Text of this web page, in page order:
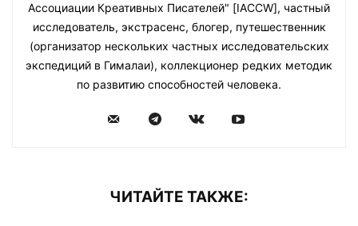
Ассоциации Креативных Писателей" [IACCW], частный
исследователь, экстрасенс, блогер, путешественник
(организатор нескольких частных исследовательских
экспедиций в Гималаи), коллекционер редких методик
по развитию способностей человека.
ЧИТАЙТЕ ТАКЖЕ: